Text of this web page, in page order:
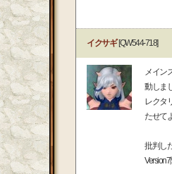
イクサギ[QW544-718]
メイン
動しま
レクタ
たせて
批判し